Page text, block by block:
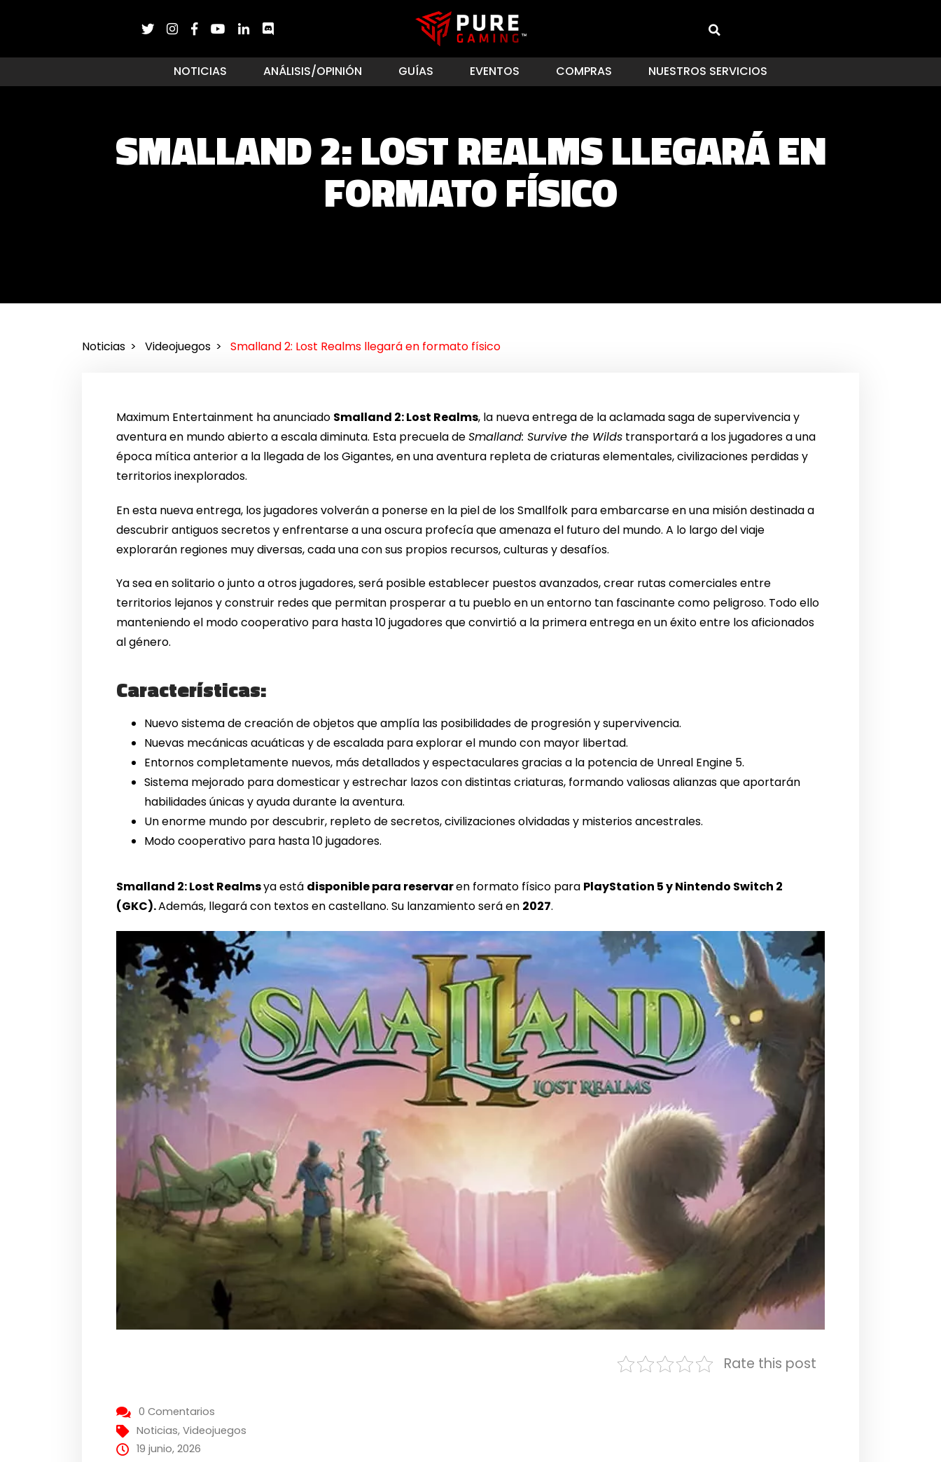
NOTICIAS ANÁLISIS/OPINIÓN GUÍAS EVENTOS COMPRAS NUESTROS SERVICIOS
SMALLAND 2: LOST REALMS LLEGARÁ EN
FORMATO FÍSICO
Noticias Videojuegos Smalland 2: Lost Realms llegará en formato físico
Maximum Entertainment ha anunciado Smalland 2: Lost Realms, la nueva entrega de la aclamada saga de supervivencia y
aventura en mundo abierto a escala diminuta. Esta precuela deSmalland: Survive the Wilds transportará a los jugadores a una
época mítica anterior a la llegada de los Gigantes, en una aventura repleta de criaturas elementales, civilizaciones perdidas y
territorios inexplorados.
En esta nueva entrega, los jugadores volverán a ponerse en la piel de los Smallfolk para embarcarse en una misión destinada a
descubrir antiguos secretos y enfrentarse a una oscura profecía que amenaza el futuro del mundo. A lo largo del viaje
explorarán regiones muy diversas, cada una con sus propios recursos, culturas y desafíos.
Ya sea en solitario o junto a otros jugadores, será posible establecer puestos avanzados, crear rutas comerciales entre
territorios lejanos y construir redes que permitan prosperar a tu pueblo en un entorno tan fascinante como peligroso. Todo ello
manteniendo el modo cooperativo para hasta 10 jugadores que convirtió a la primera entrega en un éxito entre los aficionados
al género.
Características:
Nuevo sistema de creación de objetos que amplía las posibilidades de progresión y supervivencia.
Nuevas mecánicas acuáticas y de escalada para explorar el mundo con mayor libertad.
Entornos completamente nuevos, más detallados y espectaculares gracias a la potencia de Unreal Engine 5.
Sistema mejorado para domesticar y estrechar lazos con distintas criaturas, formando valiosas alianzas que aportarán
habilidades únicas y ayuda durante la aventura.
Un enorme mundo por descubrir, repleto de secretos, civilizaciones olvidadas y misterios ancestrales.
Modo cooperativo para hasta 10 jugadores.
Smalland 2: Lost Realmsya está disponible para reservaren formato físico para PlayStation 5 y Nintendo Switch 2
(GKC).Además, llegará con textos en castellano. Su lanzamiento será en 2027.
Rate this post
0 Comentarios
Noticias,Videojuegos
19 junio, 2026